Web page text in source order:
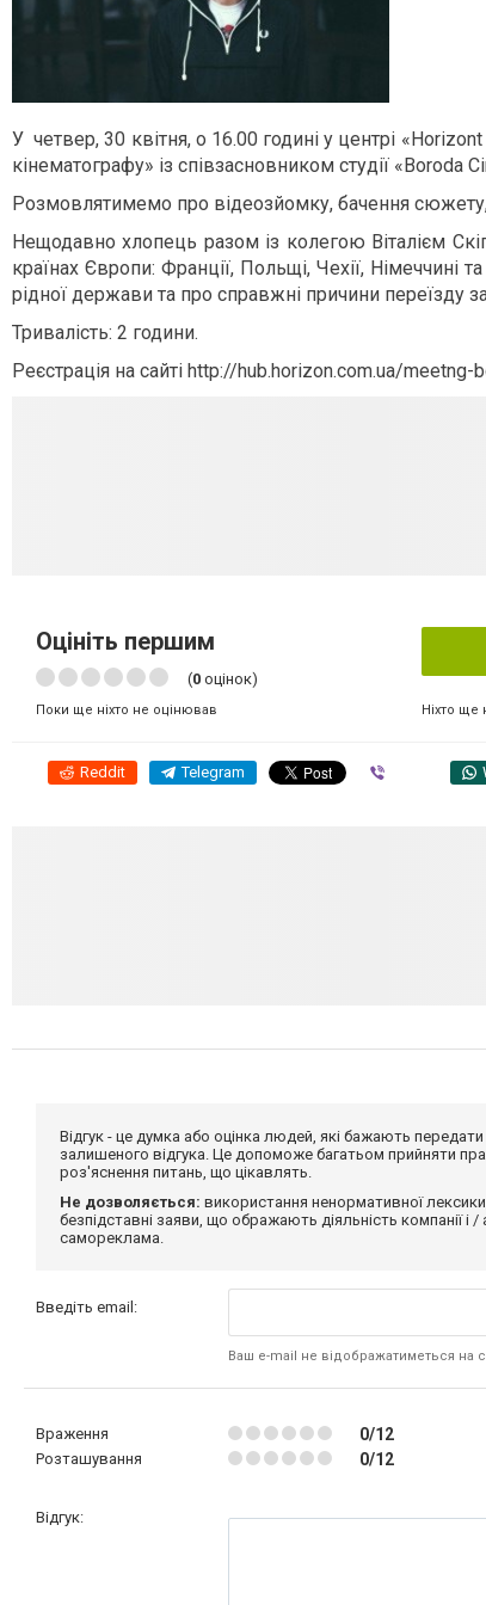
У четвер, 30 квітня, о 16.00 годині у центрі
кінематографу» із співзасновником студії «Boroda
Розмовлятимемо про відеозйомку, бачення
Нещодавно хлопець разом із колегою Віталієм
країнах Європи: Франції, Польщі, Чехії, Німеччині
рідної держави та про справжні причини переїзду
Тривалість: 2 години.
Реєстрація на сайті http://hub.horizon.com.ua/
Оцініть першим
(0 оцінок)
Поки ще ніхто не оцінював Ніхто ще
Reddit Telegram
Відгук - це думка або оцінка людей, які бажають
залишеного відгука. Це допоможе багатьом прийняти
роз'яснення питань, що цікавлять.
Не дозволяється: використання ненормативної
безпідставні заяви, що ображають діяльність компанії і
самореклама.
Введіть email:
Ваш e-mail не відображатиметься на
Враження 0/12
Розташування 0/12
Відгук: